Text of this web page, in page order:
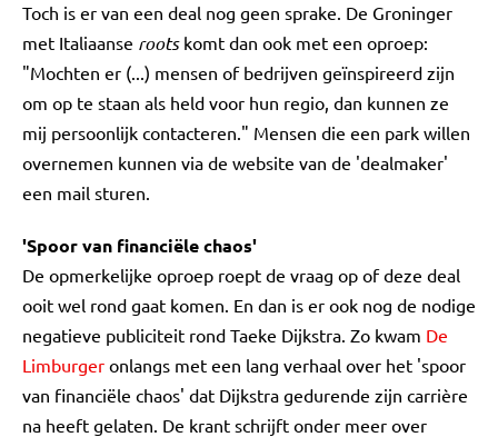
Toch is er van een deal nog geen sprake. De Groninger
met Italiaanse roots komt dan ook met een oproep:
"Mochten er (...) mensen of bedrijven geïnspireerd zijn
om op te staan als held voor hun regio, dan kunnen ze
mij persoonlijk contacteren." Mensen die een park willen
overnemen kunnen via de website van de 'dealmaker'
een mail sturen.
'Spoor van financiële chaos'
De opmerkelijke oproep roept de vraag op of deze deal
ooit wel rond gaat komen. En dan is er ook nog de nodige
negatieve publiciteit rond Taeke Dijkstra. Zo kwam De
Limburger onlangs met een lang verhaal over het 'spoor
van financiële chaos' dat Dijkstra gedurende zijn carrière
na heeft gelaten. De krant schrijft onder meer over